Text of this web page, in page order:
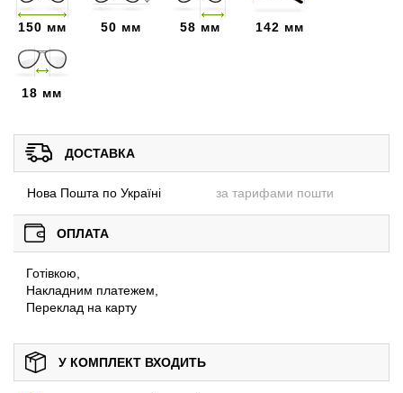
150 мм 50 мм 58 мм 142 мм
18 мм
ДОСТАВКА
Нова Пошта по Україні за тарифами пошти
ОПЛАТА
Готівкою,
Накладним платежем,
Переклад на карту
У КОМПЛЕКТ ВХОДИТЬ